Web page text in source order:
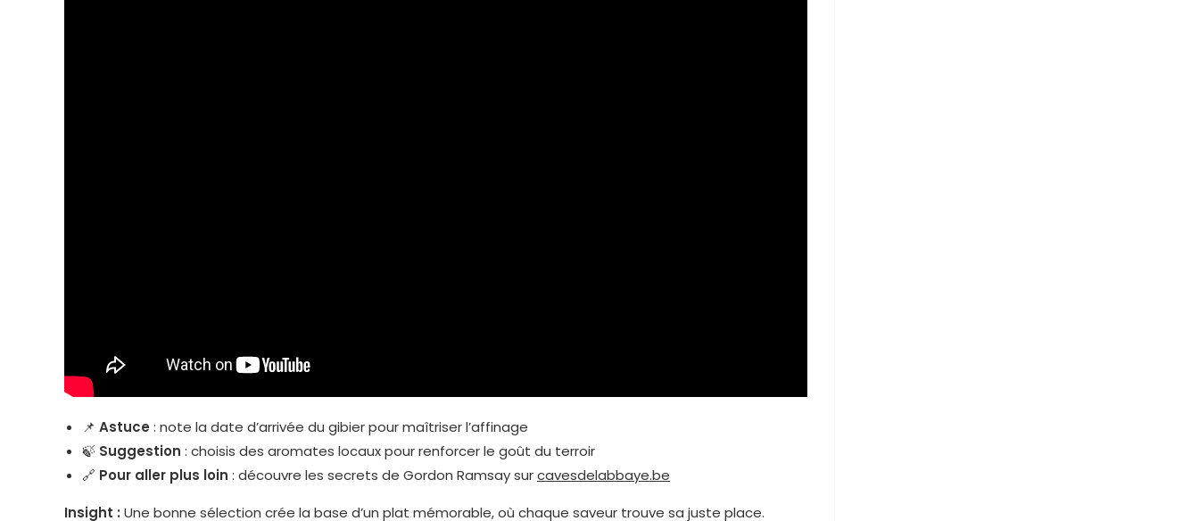
📌 Astuce : note la date d’arrivée du gibier pour maîtriser l’affinage
🍃 Suggestion : choisis des aromates locaux pour renforcer le goût du terroir
🔗 Pour aller plus loin : découvre les secrets de Gordon Ramsay surcavesdelabbaye.be
Insight : Une bonne sélection crée la base d’un plat mémorable, où chaque saveur trouve sa juste place.